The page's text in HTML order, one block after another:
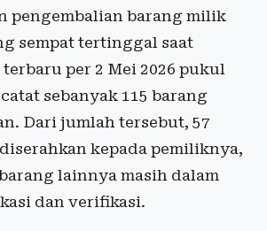
pengembalian barang milik
sempat tertinggal saat
per 2 Mei 2026 pukul
sebanyak 115 barang
Dari jumlah tersebut, 57
kepada pemiliknya,
lainnya masih dalam
dan verifikasi.